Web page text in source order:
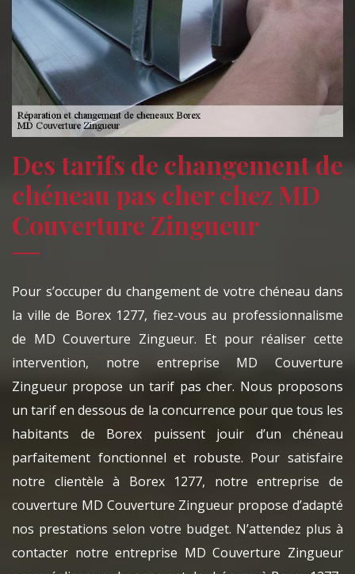
Des tarifs de changement de
chéneau pas cher chez MD
Couverture Zingueur
Pour s’occuper du changement de votre chéneau dans
la ville de Borex 1277, fiez-vous au professionnalisme
de MD Couverture Zingueur. Et pour réaliser cette
intervention, notre entreprise MD Couverture
Zingueur propose un tarif pas cher. Nous proposons
un tarif en dessous de la concurrence pour que tous les
habitants de Borex puissent jouir d’un chéneau
parfaitement fonctionnel et robuste. Pour satisfaire
notre clientèle à Borex 1277, notre entreprise de
couverture MD Couverture Zingueur propose d’adapté
nos prestations selon votre budget. N’attendez plus à
contacter notre entreprise MD Couverture Zingueur